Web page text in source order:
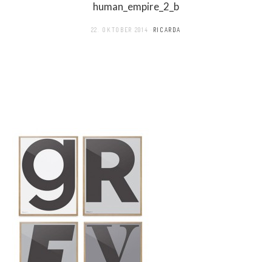
human_empire_2_b
22. OKTOBER 2014 RICARDA